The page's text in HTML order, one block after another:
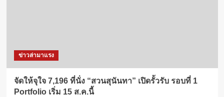
ข่าวล่ามาแรง
จัดให้จุใจ 7,196 ที่นั่ง “สวนสุนันทา” เปิดรั้วรับ รอบที่ 1
Portfolio เริ่ม 15 ส.ค.นี้